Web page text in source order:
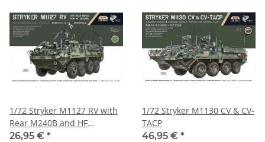
1/72 Stryker M1127 RV with
Rear M240B and HF
Antenna (2 in 1)
26,95 € *
1/72 Stryker M1130 CV & CV-
TACP
46,95 € *